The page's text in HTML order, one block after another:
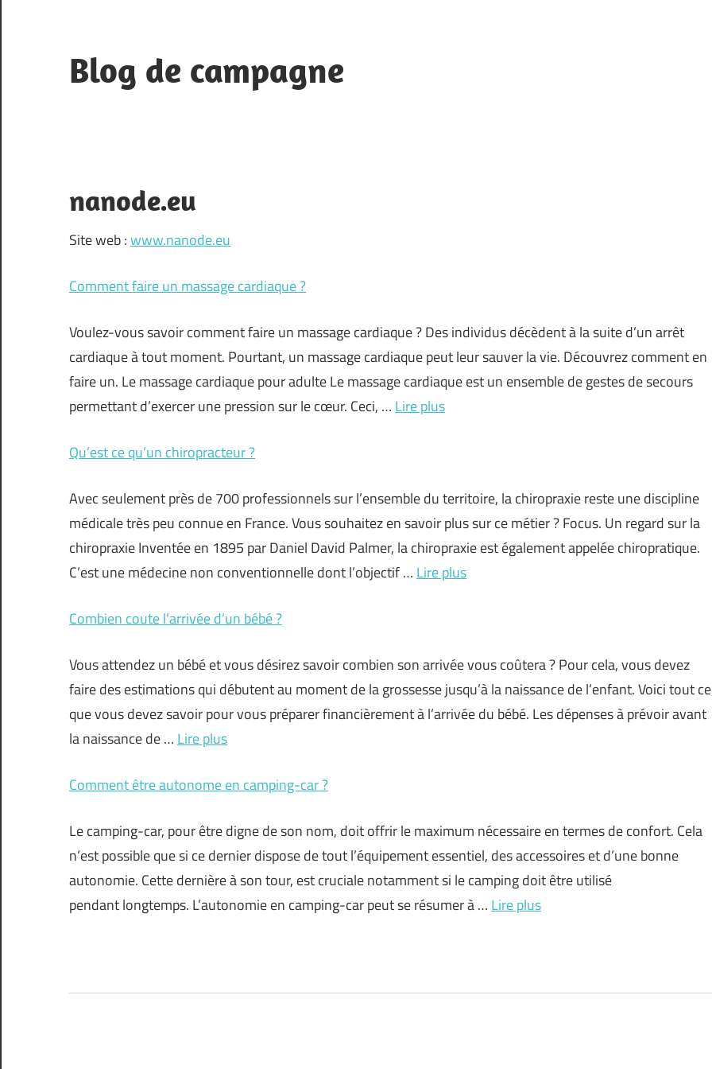
content
Blog de campagne
Grassois
nanode.eu
Site web :www.nanode.eu
Comment faire un massage cardiaque ?
Voulez-vous savoir comment faire un massage cardiaque ? Des individus décèdent à la suite d’un arrêt
cardiaque à tout moment. Pourtant, un massage cardiaque peut leur sauver la vie. Découvrez comment en
faire un. Le massage cardiaque pour adulte Le massage cardiaque est un ensemble de gestes de secours
permettant d’exercer une pression sur le cœur. Ceci, … Lire plus
Qu’est ce qu’un chiropracteur ?
Avec seulement près de 700 professionnels sur l’ensemble du territoire, la chiropraxie reste une discipline
médicale très peu connue en France. Vous souhaitez en savoir plus sur ce métier ? Focus. Un regard sur la
chiropraxie Inventée en 1895 par Daniel David Palmer, la chiropraxie est également appelée chiropratique.
C’est une médecine non conventionnelle dont l’objectif … Lire plus
Combien coute l’arrivée d’un bébé ?
Vous attendez un bébé et vous désirez savoir combien son arrivée vous coûtera ? Pour cela, vous devez
faire des estimations qui débutent au moment de la grossesse jusqu’à la naissance de l’enfant. Voici tout ce
que vous devez savoir pour vous préparer financièrement à l’arrivée du bébé. Les dépenses à prévoir avant
la naissance de … Lire plus
Comment être autonome en camping-car ?
Le camping-car, pour être digne de son nom, doit offrir le maximum nécessaire en termes de confort. Cela
n’est possible que si ce dernier dispose de tout l’équipement essentiel, des accessoires et d’une bonne
autonomie. Cette dernière à son tour, est cruciale notamment si le camping doit être utilisé
pendant longtemps. L’autonomie en camping-car peut se résumer à … Lire plus